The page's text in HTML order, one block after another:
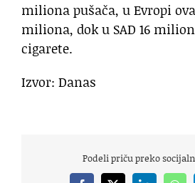
miliona pušača, u Evropi
miliona, dok u SAD 16
cigarete.
Izvor: Danas
Podeli priču preko